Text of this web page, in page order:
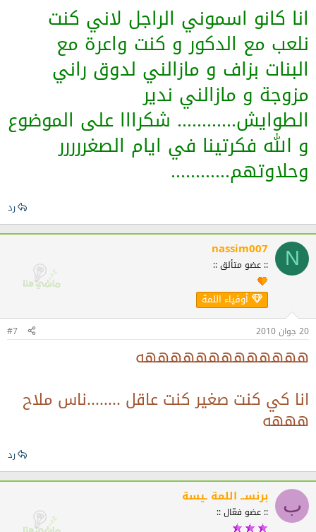
انا كانو اسموني الراجل لاني كنت
نلعب مع الدكور و كنت واعرة مع
البنات بزاف و مازالني لدوق راني
مزوجة و مازالني ندير
الطوايش............ شكرااا على الموضوع
و الله فكرتينا في ايام الصغررررر
وحلاوتهم............
رد
N
nassim007
:: عضو متألق ::
أوفياء اللمة
20 جوان 2010 #7
هههههههههههههه
انا كي كنت صغير كنت عاقل ........ناس ملاح
هههه
رد
ب برنســ اللمة ـيسة
:: عضو فعّال ::